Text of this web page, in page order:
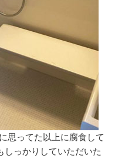
思ってた以上に腐食して
しっかりしていただいた